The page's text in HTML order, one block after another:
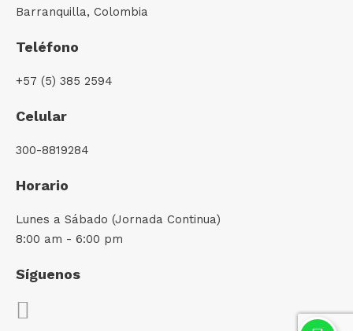
Barranquilla, Colombia
Teléfono
+57 (5) 385 2594
Celular
300-8819284
Horario
Lunes a Sábado (Jornada Continua)
8:00 am - 6:00 pm
Síguenos